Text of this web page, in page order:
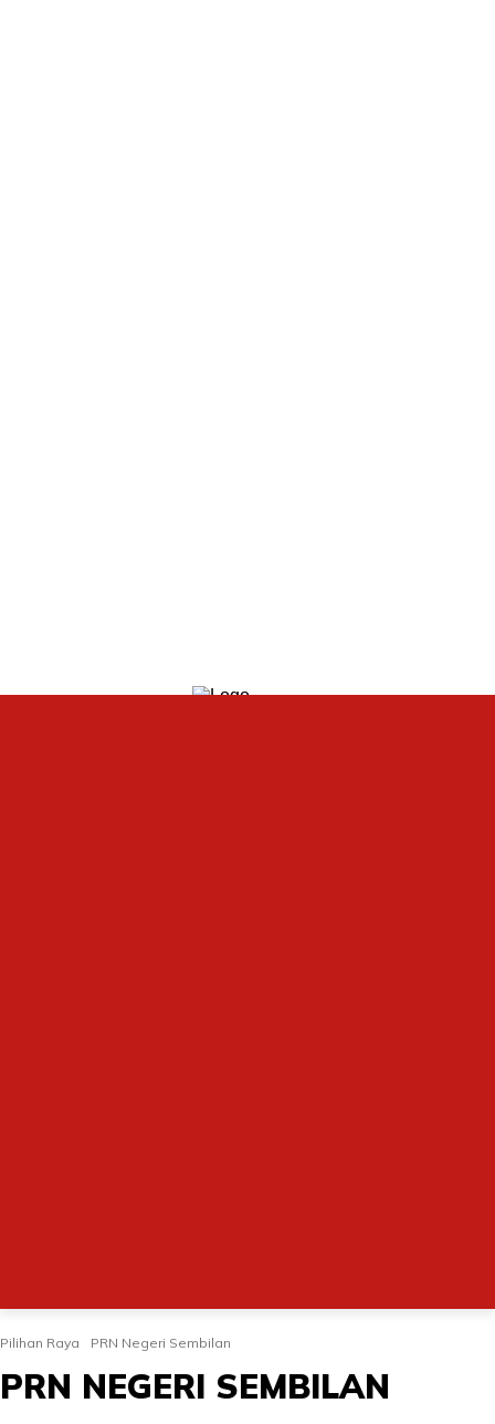
Pilihan Raya PRN Negeri Sembilan
PRN NEGERI SEMBILAN